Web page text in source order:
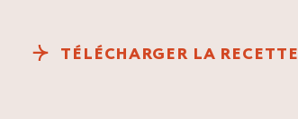
TÉLÉCHARGER LA RECETTE